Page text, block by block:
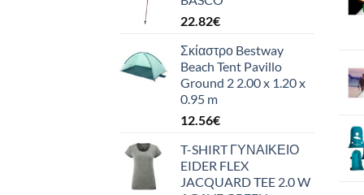
22.82€
Σκίαστρο Bestway
Beach Tent Pavillo
Ground 2 2.00 x 1.20 x
0.95 m
12.56€
T-SHIRT ΓΥΝΑΙΚΕΙΟ
EIDER FLEX
JACQUARD TEE 2.0 W